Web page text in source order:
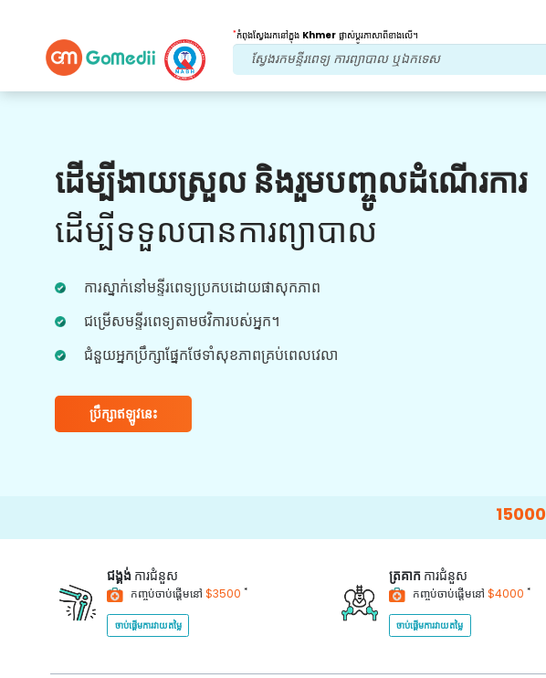
*កំពុងស្វែងរកនៅក្នុង Khmer ផ្លាស់ប្តូរភាសាពីខាងលើ។
ដើម្បីងាយស្រួល និងរួមបញ្ចូលដំណើរការ
ដើម្បីទទួលបានការព្យាបាល
ការស្នាក់នៅមន្ទីរពេទ្យប្រកបដោយផាសុកភាព
ជម្រើសមន្ទីរពេទ្យតាមថវិការបស់អ្នក។
ជំនួយអ្នកប្រឹក្សាផ្នែកថែទាំសុខភាពគ្រប់ពេលវេលា
ប្រឹក្សាឥឡូវនេះ
អត្ថប្រយោជន៍របស់យើង។
ការព្យាបាលក្រោយតាមដាន
ការថែទាំ
ទទួលបានជំនួយផ្នែកវេជ្ជសាស្រ្ត និងអ្នកជំងឺ 24x7
អ្នកគ្រប់ពេលវេលា។ ការធ្វើបច្ចុប្បន្នភាពជាទៀងទាត់លើ
Happy
ជង្គង់ ការជំនួស
កញ្ចប់ចាប់ផ្តើមនៅ $3500 *
ចាប់ផ្តើមការវាយតម្លៃ
ត្រគាក ការជំនួស
កញ្ចប់ចាប់ផ្តើមនៅ $4000 *
ចាប់ផ្តើមការវាយតម្លៃ